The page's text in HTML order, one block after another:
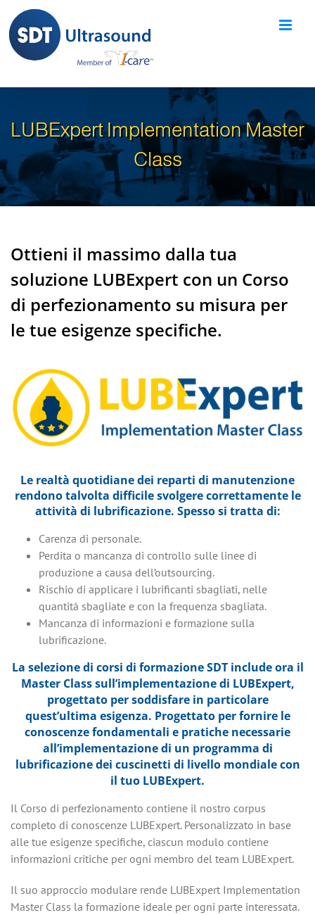
content
LUBExpert Implementation Master
Class
Ottieni il massimo dalla tua
soluzione LUBExpert con un Corso
di perfezionamento su misura per
le tue esigenze specifiche.
Le realtà quotidiane dei reparti di manutenzione
rendono talvolta difficile svolgere correttamente le
attività di lubrificazione. Spesso si tratta di:
Carenza di personale.
Perdita o mancanza di controllo sulle linee di
produzione a causa dell’outsourcing.
Rischio di applicare i lubrificanti sbagliati, nelle
quantità sbagliate e con la frequenza sbagliata.
Mancanza di informazioni e formazione sulla
lubrificazione.
La selezione di corsi di formazione SDT include ora il
Master Class sull’implementazione di LUBExpert,
progettato per soddisfare in particolare
quest’ultima esigenza. Progettato per fornire le
conoscenze fondamentali e pratiche necessarie
all’implementazione di un programma di
lubrificazione dei cuscinetti di livello mondiale con
il tuo LUBExpert.
Il Corso di perfezionamento contiene il nostro corpus
completo di conoscenze LUBExpert. Personalizzato in base
alle tue esigenze specifiche, ciascun modulo contiene
informazioni critiche per ogni membro del team LUBExpert.
Il suo approccio modulare rende LUBExpert Implementation
Master Class la formazione ideale per ogni parte interessata.